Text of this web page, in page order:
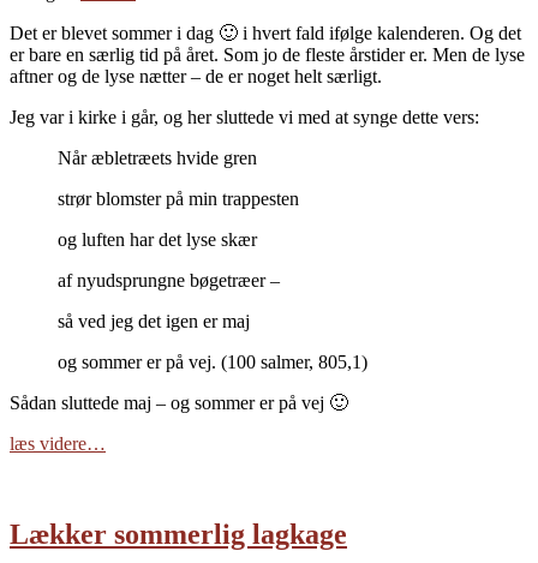
Det er blevet sommer i dag 🙂 i hvert fald ifølge kalenderen. Og det
er bare en særlig tid på året. Som jo de fleste årstider er. Men de lyse
aftner og de lyse nætter – de er noget helt særligt.
Jeg var i kirke i går, og her sluttede vi med at synge dette vers:
Når æbletræets hvide gren
strør blomster på min trappesten
og luften har det lyse skær
af nyudsprungne bøgetræer –
så ved jeg det igen er maj
og sommer er på vej. (100 salmer, 805,1)
Sådan sluttede maj – og sommer er på vej 🙂
læs videre…
Lækker sommerlig lagkage